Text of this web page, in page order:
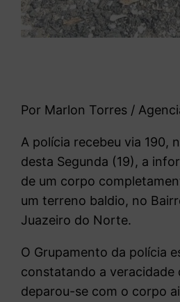
Por Marlon Torres /
A polícia recebeu via 190,
desta Segunda (19), a
de um corpo
um terreno baldio, no
Juazeiro do Norte.
O Grupamento da polícia
constatando a veracidade
deparou-se com o corpo